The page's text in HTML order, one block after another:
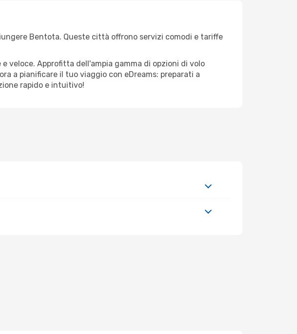
Bentota. Queste città offrono servizi comodi e tariffe
veloce. Approfitta dell'ampia gamma di opzioni di volo
a pianificare il tuo viaggio con eDreams: preparati a
rapido e intuitivo!